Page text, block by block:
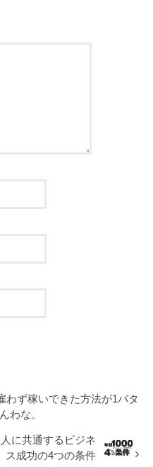
わず稼いできた方法が1パタ
わな。
に共通するビジネ
ス成功の4つの条件